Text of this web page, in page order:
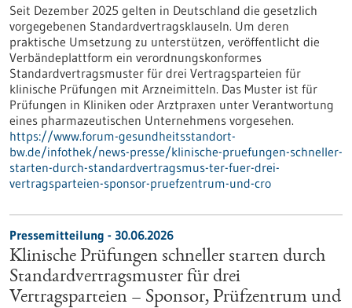
Seit Dezember 2025 gelten in Deutschland die gesetzlich
vorgegebenen Standardvertragsklauseln. Um deren
praktische Umsetzung zu unterstützen, veröffentlicht die
Verbändeplattform ein verordnungskonformes
Standardvertragsmuster für drei Vertragsparteien für
klinische Prüfungen mit Arzneimitteln. Das Muster ist für
Prüfungen in Kliniken oder Arztpraxen unter Verantwortung
eines pharmazeutischen Unternehmens vorgesehen.
https://www.forum-gesundheitsstandort-
bw.de/infothek/news-presse/klinische-pruefungen-schneller-
starten-durch-standardvertragsmus-ter-fuer-drei-
vertragsparteien-sponsor-pruefzentrum-und-cro
Pressemitteilung - 30.06.2026
Klinische Prüfungen schneller starten durch
Standardvertragsmuster für drei
Vertragsparteien – Sponsor, Prüfzentrum und